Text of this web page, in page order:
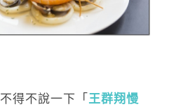
得不說一下「 王群翔慢